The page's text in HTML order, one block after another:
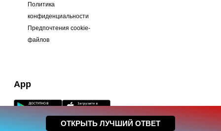
Политика
конфиденциальности
Предпочтения cookie-
файлов
App
ОТКРЫТЬ ЛУЧШИЙ ОТВЕТ